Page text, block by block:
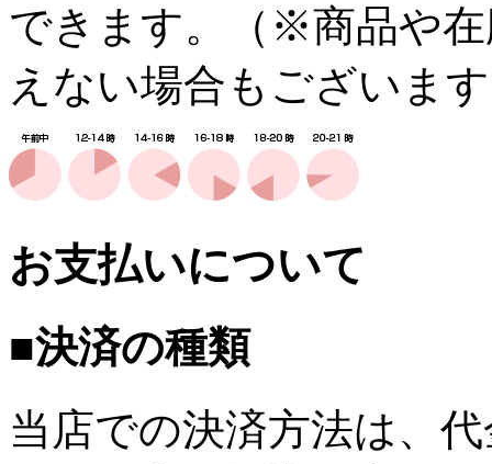
できます。（※商品や
えない場合もございま
お支払いについて
■決済の種類
当店での決済方法は、